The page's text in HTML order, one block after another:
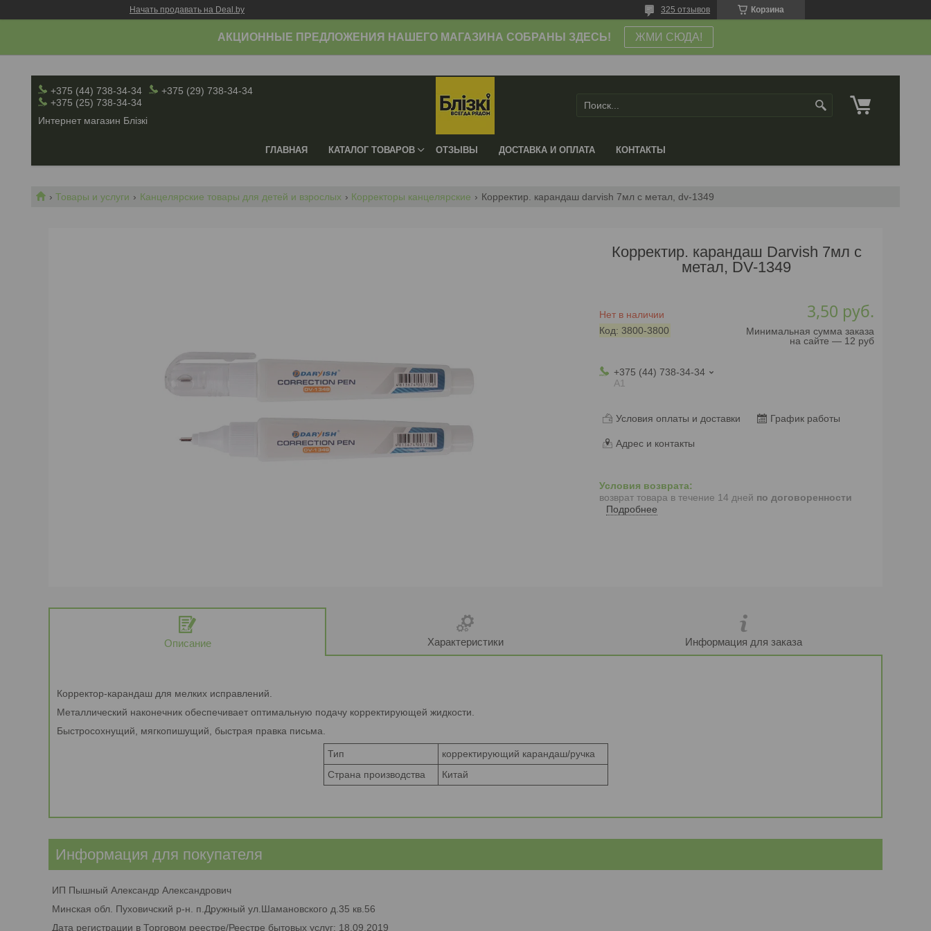
Начать продавать на Deal.by Корзина
325 отзывов
АКЦИОННЫЕ ПРЕДЛОЖЕНИЯ НАШЕГО МАГАЗИНА СОБРАНЫ ЗДЕСЬ! ЖМИ СЮДА!
+375 (44) 738-34-34
+375 (29) 738-34-34
+375 (25) 738-34-34
Интернет магазин Блiзкi
ГЛАВНАЯ КАТАЛОГ ТОВАРОВ ОТЗЫВЫ ДОСТАВКА И ОПЛАТА КОНТАКТЫ
Товары и услуги Канцелярские товары для детей и взрослых Корректоры канцелярские Корректир. карандаш darvish 7мл с метал, dv-1349
Корректир. карандаш Darvish 7мл с
метал, DV-1349
Нет в наличии
Код: 3800-3800
3,50 руб.
Минимальная сумма заказа
на сайте — 12 руб
+375 (44) 738-34-34
А1
Условия оплаты и доставки График работы
Адрес и контакты
возврат товара в течение 14 дней по договоренности
Подробнее
Описание Характеристики Информация для заказа
Корректор-карандаш для мелких исправлений.
Металлический наконечник обеспечивает оптимальную подачу корректирующей жидкости.
Быстросохнущий, мягкопишущий, быстрая правка письма.
Тип
корректирующий карандаш/ручка
Страна производства
Китай
Информация для покупателя
ИП Пышный Александр Александрович
Минская обл. Пуховичский р-н. п.Дружный ул.Шамановского д.35 кв.56
Дата регистрации в Торговом реестре/Реестре бытовых услуг: 18.09.2019